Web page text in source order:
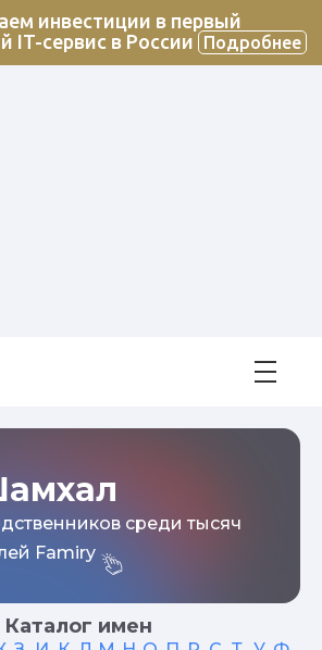
инвестиции в первый
IT-сервис в России
Подробнее
среди тысяч
Famiry
Каталог имен